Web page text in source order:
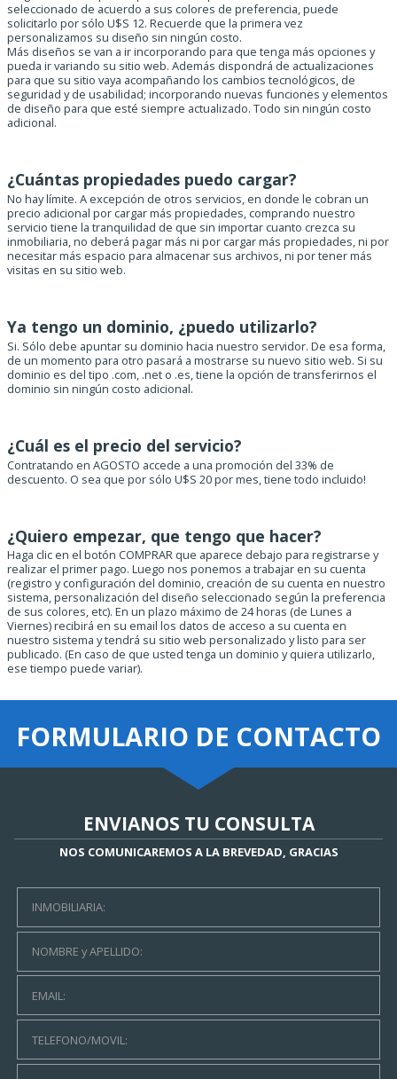
seleccionado de acuerdo a sus colores de preferencia, puede
solicitarlo por sólo U$S 12. Recuerde que la primera vez
personalizamos su diseño sin ningún costo.
Más diseños se van a ir incorporando para que tenga más opciones y
pueda ir variando su sitio web. Además dispondrá de actualizaciones
para que su sitio vaya acompañando los cambios tecnológicos, de
seguridad y de usabilidad; incorporando nuevas funciones y elementos
de diseño para que esté siempre actualizado. Todo sin ningún costo
adicional.
¿Cuántas propiedades puedo cargar?
No hay límite. A excepción de otros servicios, en donde le cobran un
precio adicional por cargar más propiedades, comprando nuestro
servicio tiene la tranquilidad de que sin importar cuanto crezca su
inmobiliaria, no deberá pagar más ni por cargar más propiedades, ni por
necesitar más espacio para almacenar sus archivos, ni por tener más
visitas en su sitio web.
Ya tengo un dominio, ¿puedo utilizarlo?
Si. Sólo debe apuntar su dominio hacia nuestro servidor. De esa forma,
de un momento para otro pasará a mostrarse su nuevo sitio web. Si su
dominio es del tipo .com, .net o .es, tiene la opción de transferirnos el
dominio sin ningún costo adicional.
¿Cuál es el precio del servicio?
Contratando en AGOSTO accede a una promoción del 33% de
descuento. O sea que por sólo U$S 20 por mes, tiene todo incluido!
¿Quiero empezar, que tengo que hacer?
Haga clic en el botón COMPRAR que aparece debajo para registrarse y
realizar el primer pago. Luego nos ponemos a trabajar en su cuenta
(registro y configuración del dominio, creación de su cuenta en nuestro
sistema, personalización del diseño seleccionado según la preferencia
de sus colores, etc). En un plazo máximo de 24 horas (de Lunes a
Viernes) recibirá en su email los datos de acceso a su cuenta en
nuestro sistema y tendrá su sitio web personalizado y listo para ser
publicado. (En caso de que usted tenga un dominio y quiera utilizarlo,
ese tiempo puede variar).
FORMULARIO DE CONTACTO
ENVIANOS TU CONSULTA
NOS COMUNICAREMOS A LA BREVEDAD, GRACIAS